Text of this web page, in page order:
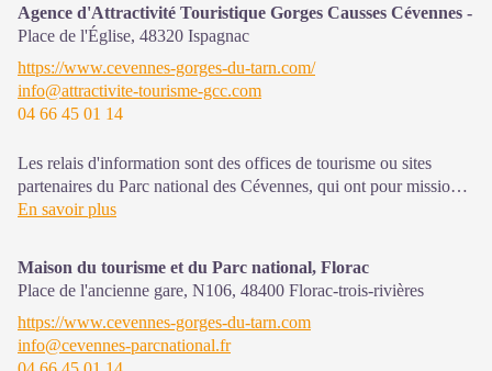
Agence d'Attractivité Touristique Gorges Causses Cévennes -
Place de l'Église, 48320 Ispagnac
https://www.cevennes-gorges-du-tarn.com/
info@attractivite-tourisme-gcc.com
04 66 45 01 14
Les relais d'information sont des offices de tourisme ou sites
partenaires du Parc national des Cévennes, qui ont pour mission
l'information et la sensibilisation sur l'offre de découverte et
Ouvert de juin à septembre
En savoir plus
Maison du tourisme et du Parc national, Florac
Place de l'ancienne gare, N106, 48400 Florac-trois-rivières
https://www.cevennes-gorges-du-tarn.com
info@cevennes-parcnational.fr